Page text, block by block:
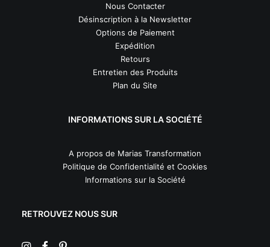
Nous Contacter
Désinscription à la Newsletter
Options de Paiement
Expédition
Retours
Entretien des Produits
Plan du Site
INFORMATIONS SUR LA SOCIÉTÉ
A propos de Marias Transformation
Politique de Confidentialité et Cookies
Informations sur la Société
RETROUVEZ NOUS SUR